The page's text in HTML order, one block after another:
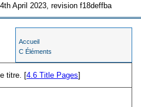
April 2023, revision f18deffba
Accueil
C Éléments
titre. [4.6Title Pages]